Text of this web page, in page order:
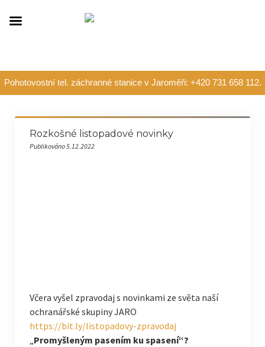
Pohotovostní tel. záchranné stanice v Jaroměři: +420 731 658 112.
Rozkošné listopadové novinky
Publikováno 5.12.2022
Včera vyšel zpravodaj s novinkami ze světa naší
ochranářské skupiny JARO
https://bit.ly/listopadovy-zpravodaj
„Promyšleným pasením ku spasení“?